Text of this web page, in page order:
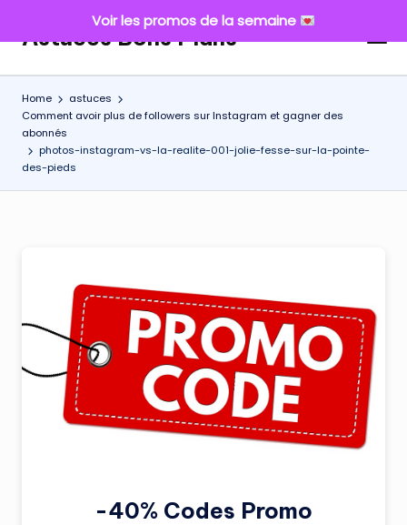
Skip
content
Astuces Bons Plans
Home
astuces
Comment avoir plus de followers sur Instagram et gagner des
abonnés
photos-instagram-vs-la-realite-001-jolie-fesse-sur-la-pointe-
des-pieds
-40% Codes Promo
Voir les promos de la semaine